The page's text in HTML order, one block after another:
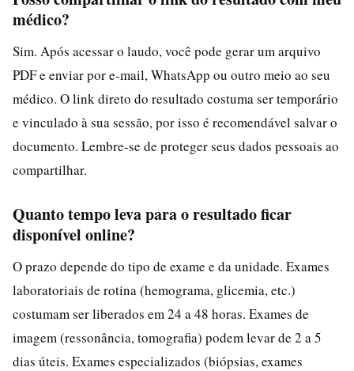
médico?
Sim. Após acessar o laudo, você pode gerar um arquivo
PDF e enviar por e-mail, WhatsApp ou outro meio ao seu
médico. O link direto do resultado costuma ser temporário
e vinculado à sua sessão, por isso é recomendável salvar o
documento. Lembre-se de proteger seus dados pessoais ao
compartilhar.
Quanto tempo leva para o resultado ficar
disponível online?
O prazo depende do tipo de exame e da unidade. Exames
laboratoriais de rotina (hemograma, glicemia, etc.)
costumam ser liberados em 24 a 48 horas. Exames de
imagem (ressonância, tomografia) podem levar de 2 a 5
dias úteis. Exames especializados (biópsias, exames